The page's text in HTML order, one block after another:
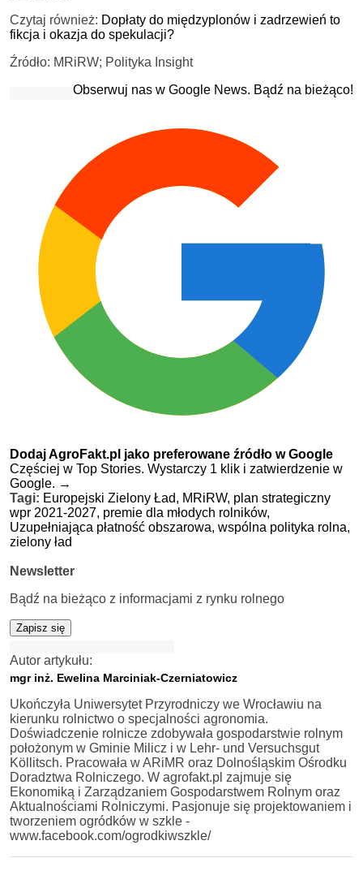
Czytaj również: Dopłaty do międzyplonów i zadrzewień to
fikcja i okazja do spekulacji?
Źródło: MRiRW; Polityka Insight
Obserwuj nas w Google News. Bądź na bieżąco!
Dodaj AgroFakt.pl jako preferowane źródło w Google
Częściej w Top Stories. Wystarczy 1 klik i zatwierdzenie w
Google. →
Tagi: Europejski Zielony Ład, MRiRW, plan strategiczny
wpr 2021-2027, premie dla młodych rolników,
Uzupełniająca płatność obszarowa, wspólna polityka rolna,
zielony ład
Newsletter
Bądź na bieżąco z informacjami z rynku rolnego
Zapisz się
Autor artykułu:
mgr inż. Ewelina Marciniak-Czerniatowicz
Ukończyła Uniwersytet Przyrodniczy we Wrocławiu na
kierunku rolnictwo o specjalności agronomia.
Doświadczenie rolnicze zdobywała gospodarstwie rolnym
położonym w Gminie Milicz i w Lehr- und Versuchsgut
Köllitsch. Pracowała w ARiMR oraz Dolnośląskim Ośrodku
Doradztwa Rolniczego. W agrofakt.pl zajmuje się
Ekonomiką i Zarządzaniem Gospodarstwem Rolnym oraz
Aktualnościami Rolniczymi. Pasjonuje się projektowaniem i
tworzeniem ogródków w szkle -
www.facebook.com/ogrodkiwszkle/